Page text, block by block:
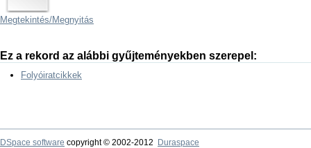
Megtekintés/Megnyitás
Ez a rekord az alábbi gyűjteményekben szerepel:
Folyóiratcikkek
DSpace software copyright © 2002-2012
Duraspace